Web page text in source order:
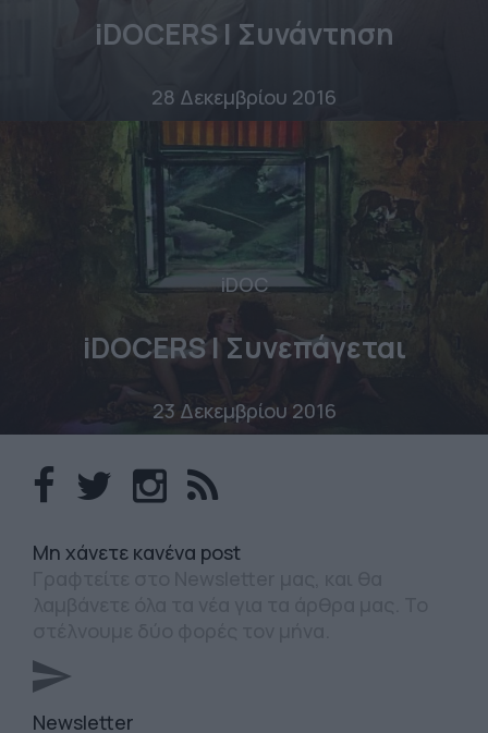
iDOCERS | Συνάντηση
28 Δεκεμβρίου 2016
iDOC
iDOCERS | Συνεπάγεται
23 Δεκεμβρίου 2016
Mη χάνετε κανένα post
Newsletter